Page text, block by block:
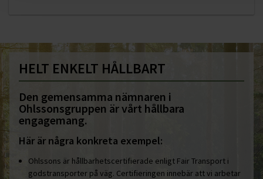
HELT ENKELT HÅLLBART
Den gemensamma nämnaren i
Ohlssonsgruppen är vårt hållbara
engagemang.
Här är några konkreta exempel:
Ohlssons är hållbarhetscertifierade enligt Fair Transport i
godstransporter på väg. Certifieringen innebär att vi arbetar